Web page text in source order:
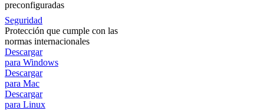
preconfiguradas
Seguridad
Protección que cumple con las
normas internacionales
Descargar
para Windows
Descargar
para Mac
Descargar
para Linux